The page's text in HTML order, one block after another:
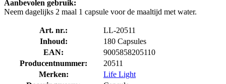
Aanbevolen gebruik:
Neem dagelijks 2 maal 1 capsule voor de maaltijd met water.
Art. nr.:
LL-20511
Inhoud:
180 Capsules
EAN:
9005858205110
Producentnummer:
20511
Merken:
Life Light